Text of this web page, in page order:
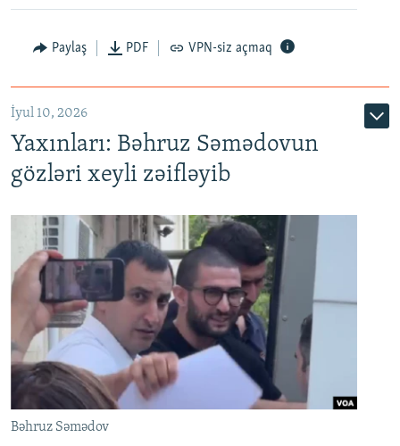
Paylaş PDF VPN-siz açmaq
İyul 10, 2026
Yaxınları: Bəhruz Səmədovun
gözləri xeyli zəifləyib
Bəhruz Səmədov